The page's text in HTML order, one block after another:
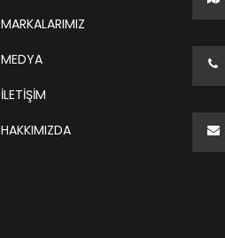
MARKALARIMIZ
MEDYA
İLETİŞİM
HAKKIMIZDA